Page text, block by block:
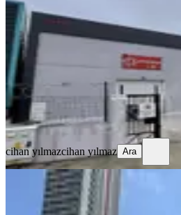
5+ Oda· ·
450.000 ₺
cihan yılmaz cihan yılmaz
Ara
cihan yılmazcihan yılmaz Ara
Legend Life
Kiralık Dükkan